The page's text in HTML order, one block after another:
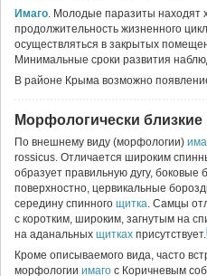
Имаго. Молодые паразиты находят
продолжительность жизненного
осуществляться в закрытых
Минимальные сроки развития
В районе Крыма возможно
Морфологически
По внешнему виду (морфологии)
rossicus. Отличается широким
образует правильную дугу,
поверхностно, цервикальные
середину спинного щитка. Самцы
с коротким, широким, загнутым на
на аданальных щитках присутствует.
Кроме описываемого вида, часто
морфологии имаго с Коричневым